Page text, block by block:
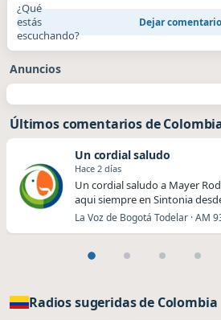
¿Qué
estás
escuchando?
Dejar comentario
Anuncios
Últimos comentarios de
Un cordial saludo
Hace 2 días
Un cordial saludo a Mayer
aqui siempre en Sintonia
La Voz de Bogotá Todelar · AM
Radios sugeridas de Colombia